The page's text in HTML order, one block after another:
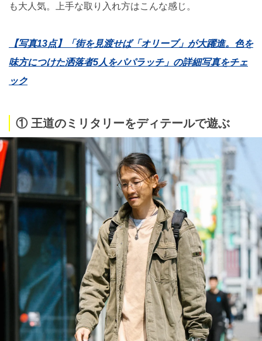
も大人気。上手な取り入れ方はこんな感じ。
【写真13点】「街を見渡せば「オリーブ」が大躍進。色を
味方につけた洒落者5人をパパラッチ」の詳細写真をチェ
ック
① 王道のミリタリーをディテールで遊ぶ